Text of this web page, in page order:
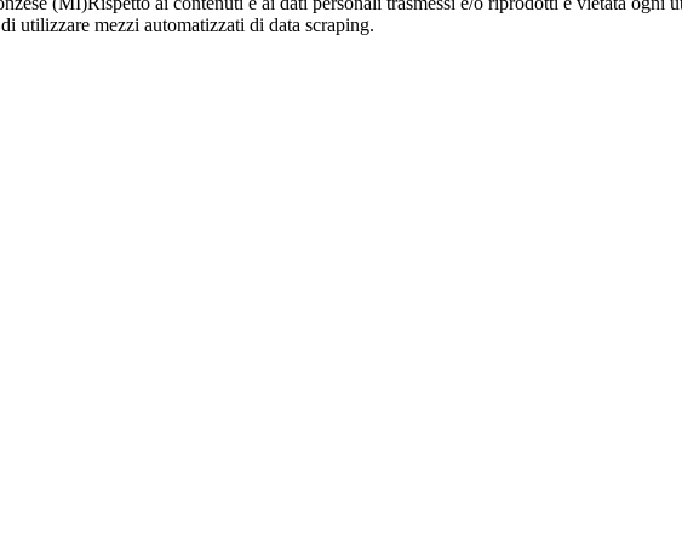
utilizzare mezzi automatizzati di data scraping.